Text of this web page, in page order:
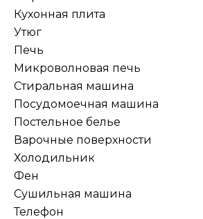
Кухонная плита
Утюг
Печь
Микроволновая печь
Стиральная машина
Посудомоечная машина
Постельное белье
Варочные поверхности
Холодильник
Фен
Сушильная машина
Телефон